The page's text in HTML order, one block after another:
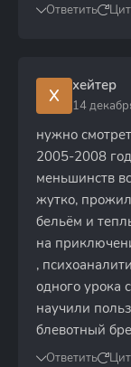
Ответить
Х хейтер
14
нужно
2005-2008
меньшинств
жутко,
бельём и
на
,
одного урока
научили
блевотный
Ответить